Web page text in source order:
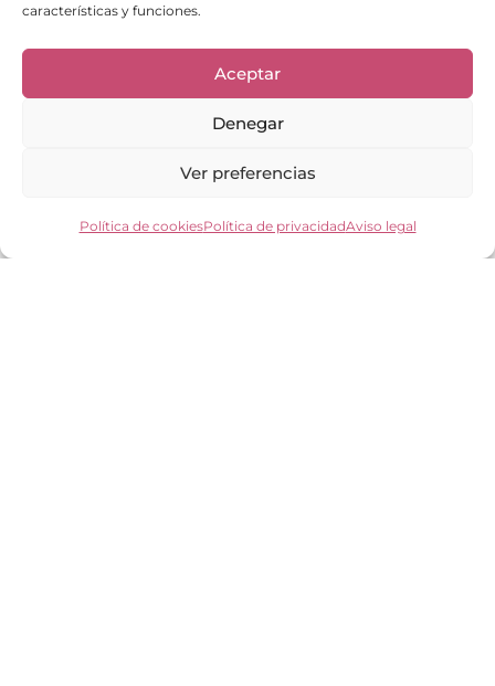
características y funciones.
Aceptar
Denegar
Ver preferencias
Política de cookiesPolítica de privacidadAviso legal
Enlaces de interés
Cuidados del calzado
Cuidados del bolso